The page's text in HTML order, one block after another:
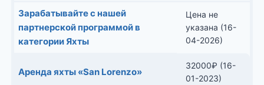
Зарабатывайте с нашей
партнерской программой в
категории Яхты
Цена не
указана (16-
04-2026)
Аренда яхты «San Lorenzo»
32000₽ (16-
01-2023)